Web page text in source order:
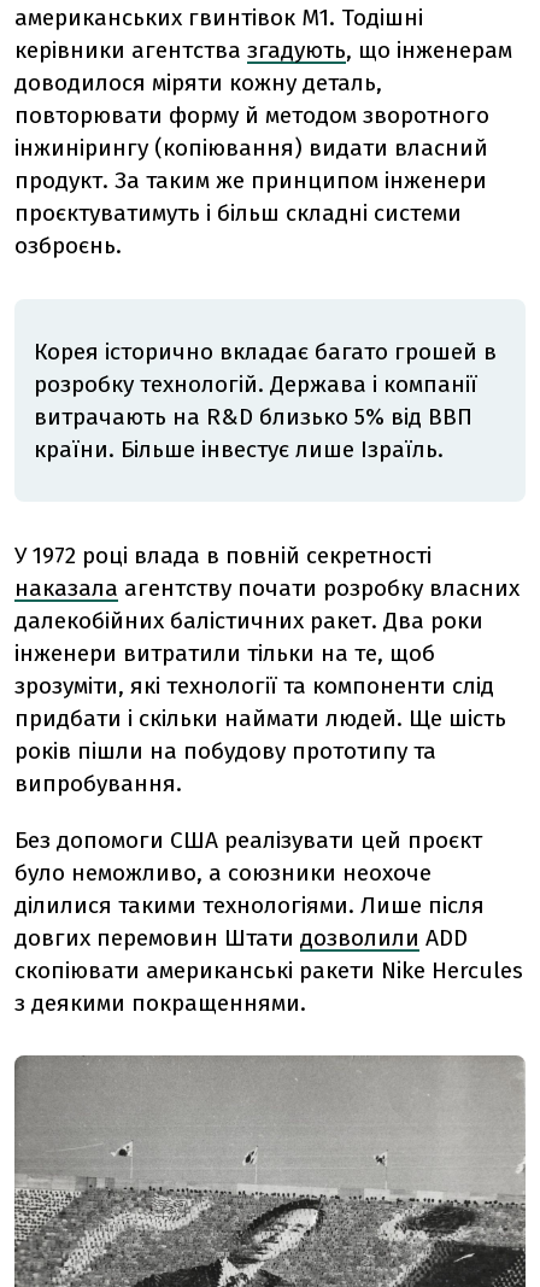
американських гвинтівок M1. Тодішні
керівники агентства згадують, що інженерам
доводилося міряти кожну деталь,
повторювати форму й методом зворотного
інжинірингу (копіювання) видати власний
продукт. За таким же принципом інженери
проєктуватимуть і більш складні системи
озброєнь.
Корея історично вкладає багато грошей в
розробку технологій. Держава і компанії
витрачають на R&D близько 5% від ВВП
країни. Більше інвестує лише Ізраїль.
У 1972 році влада в повній секретності
наказала агентству почати розробку власних
далекобійних балістичних ракет. Два роки
інженери витратили тільки на те, щоб
зрозуміти, які технології та компоненти слід
придбати і скільки наймати людей. Ще шість
років пішли на побудову прототипу та
випробування.
Без допомоги США реалізувати цей проєкт
було неможливо, а союзники неохоче
ділилися такими технологіями. Лише після
довгих перемовин Штати дозволили ADD
скопіювати американські ракети Nike Hercules
з деякими покращеннями.